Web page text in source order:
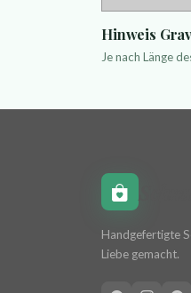
Hinweis
Je nach Länge
Handgefertigte
Liebe gemacht.